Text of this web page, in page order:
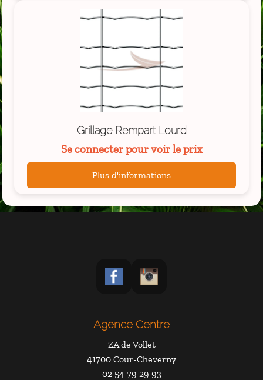
Grillage Rempart Lourd
Se connecter pour voir le prix
Plus d'informations
Agence Centre
ZA de Vollet
41700 Cour-Cheverny
02 54 79 29 93